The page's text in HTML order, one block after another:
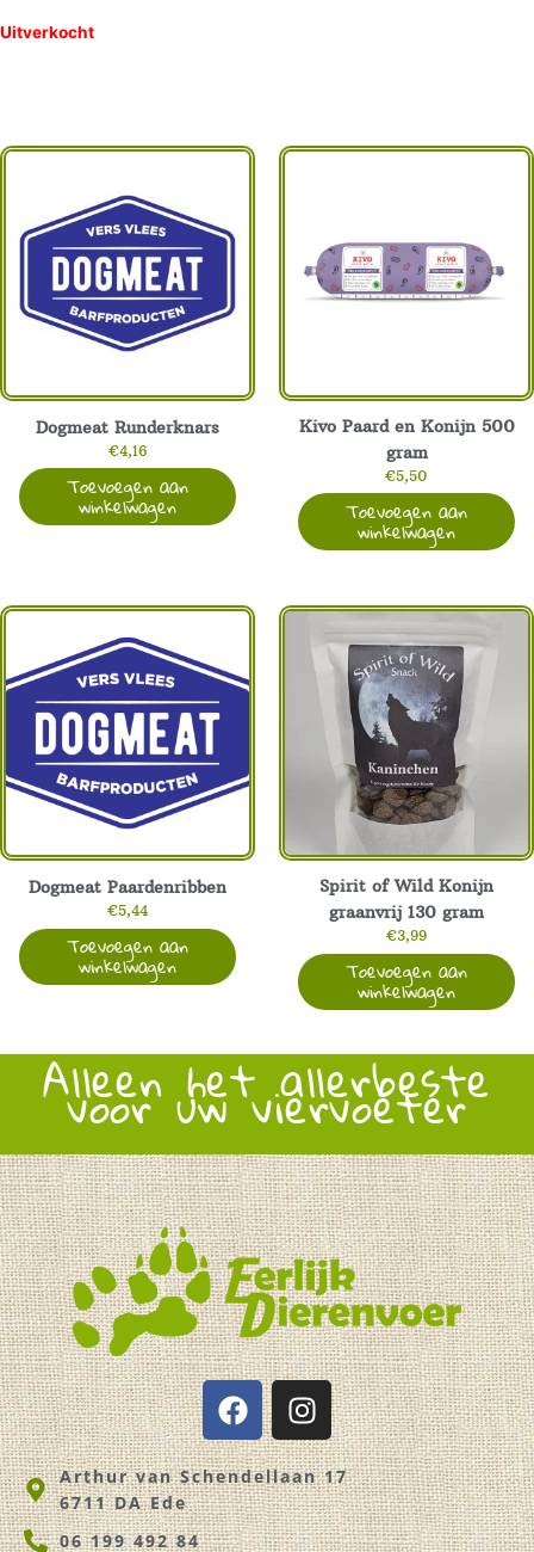
Uitverkocht
Dogmeat Runderknars
€4,16
Toevoegen aan
winkelwagen
Kivo Paard en Konijn 500
gram
€5,50
Toevoegen aan
winkelwagen
Dogmeat Paardenribben
€5,44
Toevoegen aan
winkelwagen
Spirit of Wild Konijn
graanvrij 130 gram
€3,99
Toevoegen aan
winkelwagen
Alleen het allerbeste
voor uw viervoeter
F
a
c
e
b
o
I
n
s
t
a
g
Arthur van Schendellaan 17
6711 DA Ede
06 199 492 84